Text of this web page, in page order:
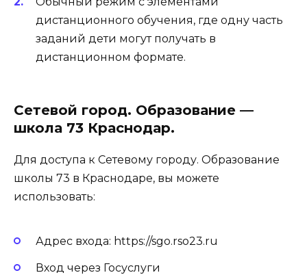
дистанционного обучения, где одну часть
заданий дети могут получать в
дистанционном формате.
Сетевой город. Образование —
школа 73 Краснодар.
Для доступа к Сетевому городу. Образование
школы 73 в Краснодаре, вы можете
использовать:
Адрес входа: https://sgo.rso23.ru
Вход через Госуслуги